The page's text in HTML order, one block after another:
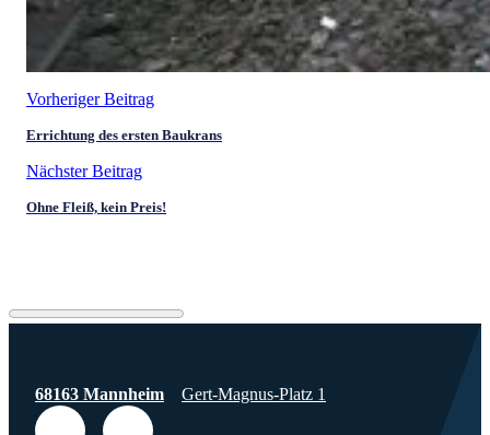
Vorheriger Beitrag
Errichtung des ersten Baukrans
Nächster Beitrag
Ohne Fleiß, kein Preis!
68163 Mannheim Gert-Magnus-Platz 1